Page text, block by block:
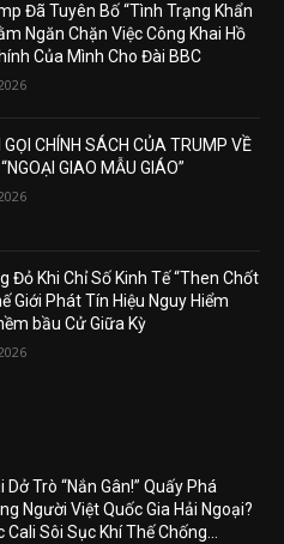
Đã Tuyên Bố “Tình Trạng Khẩn
Ngăn Chặn Việc Công Khai Hồ
Của Mình Cho Đài BBC
GỌI CHÍNH SÁCH CỦA TRUMP VỀ
GIAO MẪU GIÁO”
Đỏ Khi Chỉ Số Kinh Tế “Then Chốt
Giới Phát Tín Hiệu Nguy Hiểm
bầu Cử Giữa Kỳ
Dở Trò “Nắn Gân!” Quấy Phá
Người Việt Quốc Gia Hải Ngoại?
Cali Sôi Sục Khí Thế Chống...